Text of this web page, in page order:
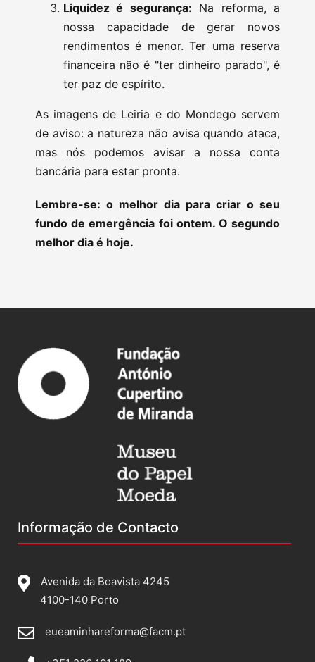
Liquidez é segurança: Na reforma, a
nossa capacidade de gerar novos
rendimentos é menor. Ter uma reserva
financeira não é "ter dinheiro parado", é
ter paz de espírito.
As imagens de Leiria e do Mondego servem
de aviso: a natureza não avisa quando ataca,
mas nós podemos avisar a nossa conta
bancária para estar pronta.
Lembre-se: o melhor dia para criar o seu
fundo de emergência foi ontem. O segundo
melhor dia é hoje.
Informação de Contacto
Avenida da Boavista 4245
4100-140 Porto
eueaminhareforma@facm.pt